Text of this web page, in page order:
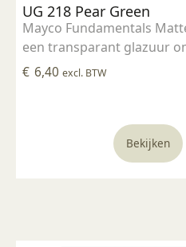
UG 218 Pear Green
Mayco Fundamentals
een transparant glazuur
maken Geschikt voor
€ 6,40 excl. BTW
Bekijken